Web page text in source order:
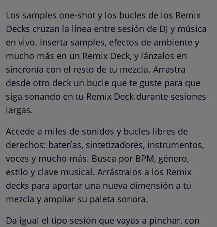
Los samples one-shot y los bucles de los Remix
Decks cruzan la línea entre sesión de DJ y música
en vivo. Inserta samples, efectos de ambiente y
mucho más en un Remix Deck, y lánzalos en
sincronía con el resto de tu mezcla. Arrastra
desde otro deck un bucle que te guste para que
siga sonando en tu Remix Deck durante sesiones
largas.
Accede a miles de sonidos y bucles libres de
derechos: baterías, sintetizadores, instrumentos,
voces y mucho más. Busca por BPM, género,
estilo y clave musical. Arrástralos a los Remix
decks para aportar una nueva dimensión a tu
mezcla y ampliar su paleta sonora.
Da igual el tipo sesión que vayas a pinchar, con